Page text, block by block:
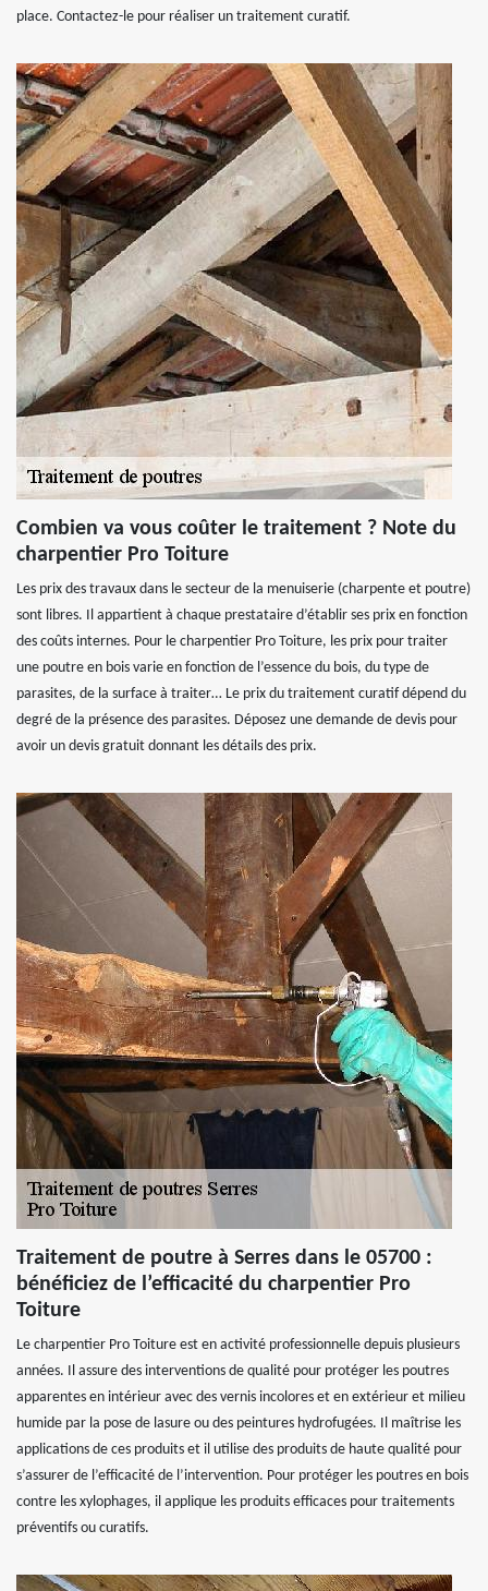
place. Contactez-le pour réaliser un traitement curatif.
Combien va vous coûter le traitement ? Note du
charpentier Pro Toiture
Les prix des travaux dans le secteur de la menuiserie (charpente et poutre)
sont libres. Il appartient à chaque prestataire d’établir ses prix en fonction
des coûts internes. Pour le charpentier Pro Toiture, les prix pour traiter
une poutre en bois varie en fonction de l’essence du bois, du type de
parasites, de la surface à traiter… Le prix du traitement curatif dépend du
degré de la présence des parasites. Déposez une demande de devis pour
avoir un devis gratuit donnant les détails des prix.
Traitement de poutre à Serres dans le 05700 :
bénéficiez de l’efficacité du charpentier Pro
Toiture
Le charpentier Pro Toiture est en activité professionnelle depuis plusieurs
années. Il assure des interventions de qualité pour protéger les poutres
apparentes en intérieur avec des vernis incolores et en extérieur et milieu
humide par la pose de lasure ou des peintures hydrofugées. Il maîtrise les
applications de ces produits et il utilise des produits de haute qualité pour
s’assurer de l’efficacité de l’intervention. Pour protéger les poutres en bois
contre les xylophages, il applique les produits efficaces pour traitements
préventifs ou curatifs.